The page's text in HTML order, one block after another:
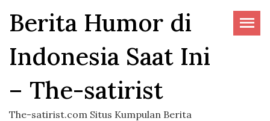
content
Berita Humor di
Indonesia Saat Ini
– The-satirist
The-satirist.com Situs Kumpulan Berita